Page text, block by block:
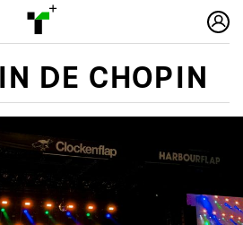
DE CHOPIN